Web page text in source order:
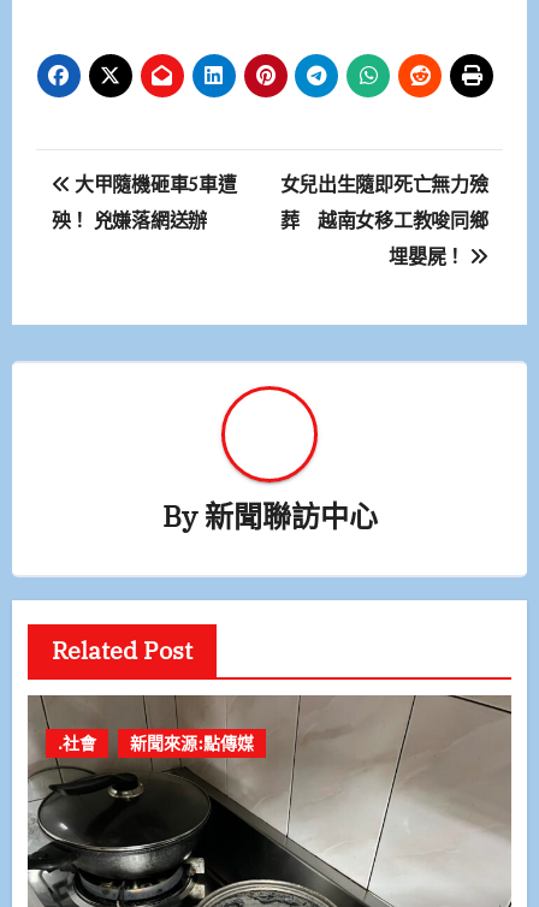
文
章
覽
大甲隨機砸車5車遭
殃！ 兇嫌落網送辦
女兒出生隨即死亡無力殮
葬 越南女移工教唆同鄉
埋嬰屍！
By新聞聯訪中心
Related Post
.社會 新聞來源:點傳媒